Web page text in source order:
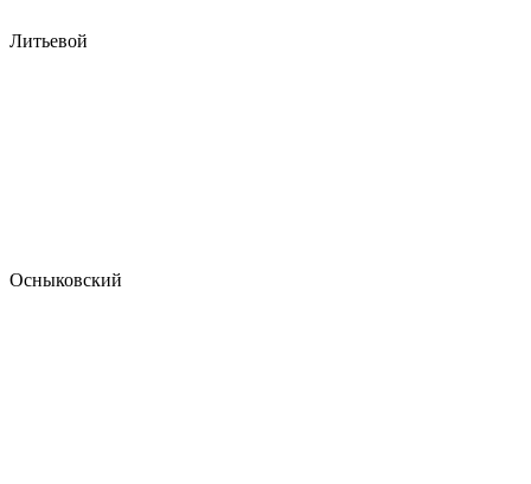
Литьевой
Осныковский